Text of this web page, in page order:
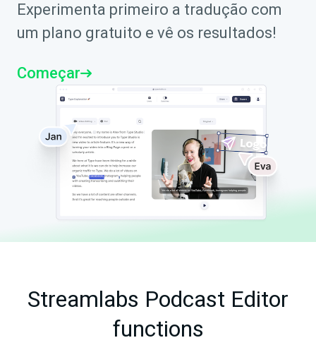
Experimenta primeiro a tradução com
um plano gratuito e vê os resultados!
Começar
Streamlabs Podcast Editor
functions